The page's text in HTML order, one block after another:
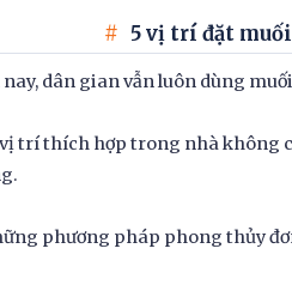
5 vị trí đặt
dân gian vẫn luôn dùng
vị trí thích hợp trong nhà
phương pháp phong thủy